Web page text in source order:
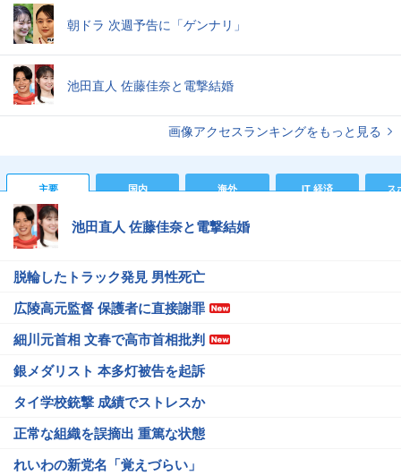
朝ドラ 次週予告に「ゲンナリ」
池田直人 佐藤佳奈と電撃結婚
画像アクセスランキングをもっと見る
主要 国内 海外 IT 経済 ス
池田直人 佐藤佳奈と電撃結婚
脱輪したトラック発見 男性死亡
広陵高元監督 保護者に直接謝罪
細川元首相 文春で高市首相批判
銀メダリスト 本多灯被告を起訴
タイ学校銃撃 成績でストレスか
正常な組織を誤摘出 重篤な状態
れいわの新党名「覚えづらい」